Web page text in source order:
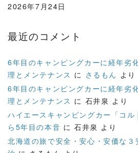
2026年7月24日
最近のコメント
6年目のキャンピングカーに経年劣
理とメンテナンス に さるもん より
6年目のキャンピングカーに経年劣
理とメンテナンス に 石井泉 より
ハイエースキャンピングカー「コ
ら5年目の本音 に石井泉 より
北海道の旅で安全・安心・安価な